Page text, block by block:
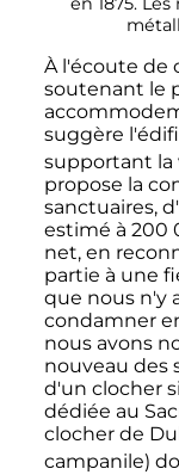
À l'écoute de
soutenant le
suggère
supportant la
propose la
sanctuaires,
estimé à 200
net, en
partie à une
que nous n'y
condamner
nous avons
nouveau des
d'un clocher
dédiée au
clocher de
campanile)